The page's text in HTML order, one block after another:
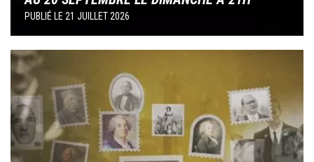
PUBLIÉ LE 21 JUILLET 2026
Image